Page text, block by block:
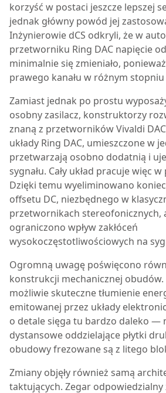
korzyść w postaci jeszcze lepszej
jednak główny powód jej
Inżynierowie dCS odkryli, że w
przetworniku Ring DAC napięcie
minimalnie się zmieniało,
prawego kanału w różnym stopniu
Zamiast jednak po prostu
osobny zasilacz, konstruktorzy
znaną z przetworników Vivaldi
układy Ring DAC, umieszczone w
przetwarzają osobno dodatnią i
sygnału. Cały układ pracuje więc
Dzięki temu wyeliminowano
offsetu DC, niezbędnego w
przetwornikach stereofonicznych,
ograniczono wpływ zakłóceń
wysokoczęstotliwościowych na
Ogromną uwagę poświęcono
konstrukcji mechanicznej
możliwie skuteczne tłumienie
emitowanej przez układy
o detale sięga tu bardzo daleko —
dystansowe oddzielające płytki
obudowy frezowane są z litego
Zmiany objęły również samą
taktujących. Zegar